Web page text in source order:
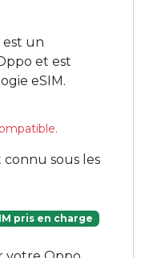
est un
et est
eSIM.
sous les
pris en charge